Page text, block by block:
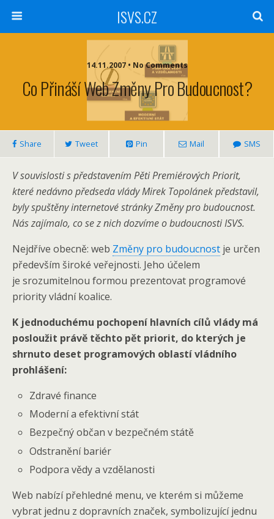
ISVS.CZ
14.11.2007 • No Comments
Co Přináší Web Změny Pro Budoucnost?
Share Tweet Pin Mail SMS
V souvislosti s představením Pěti Premiérových Priorit,
které nedávno předseda vlády Mirek Topolánek představil,
byly spuštěny internetové stránky Změny pro budoucnost.
Nás zajímalo, co se z nich dozvíme o budoucnosti ISVS.
Nejdříve obecně: web Změny pro budoucnost je určen
především široké veřejnosti. Jeho účelem
je srozumitelnou formou prezentovat programové
priority vládní koalice.
K jednoduchému pochopení hlavních cílů vlády má
posloužit právě těchto pět priorit, do kterých je
shrnuto deset programových oblastí vládního
prohlášení:
Zdravé finance
Moderní a efektivní stát
Bezpečný občan v bezpečném státě
Odstranění bariér
Podpora vědy a vzdělanosti
Web nabízí přehledné menu, ve kterém si můžeme
vybrat jednu z dopravních značek, symbolizující jednu